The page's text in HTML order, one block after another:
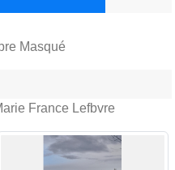
Masqué
France Lefbvre